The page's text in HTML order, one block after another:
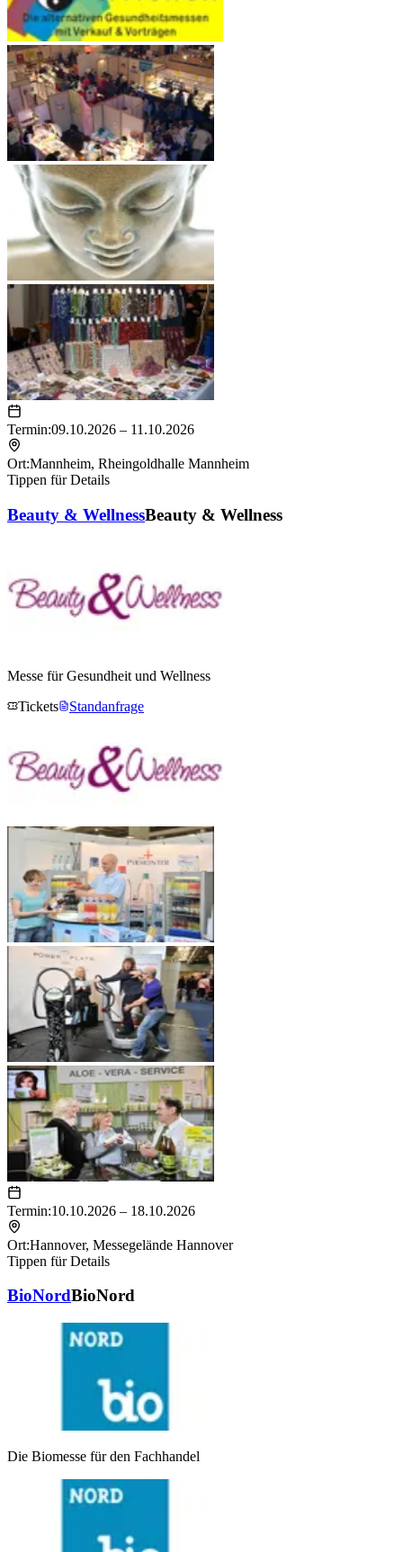
Termin:09.10.2026 – 11.10.2026
Ort:Mannheim, Rheingoldhalle Mannheim
Tippen für Details
Beauty & WellnessBeauty & Wellness
Messe für Gesundheit und Wellness
Tickets
Standanfrage
Termin:10.10.2026 – 18.10.2026
Ort:Hannover, Messegelände Hannover
Tippen für Details
BioNordBioNord
Die Biomesse für den Fachhandel